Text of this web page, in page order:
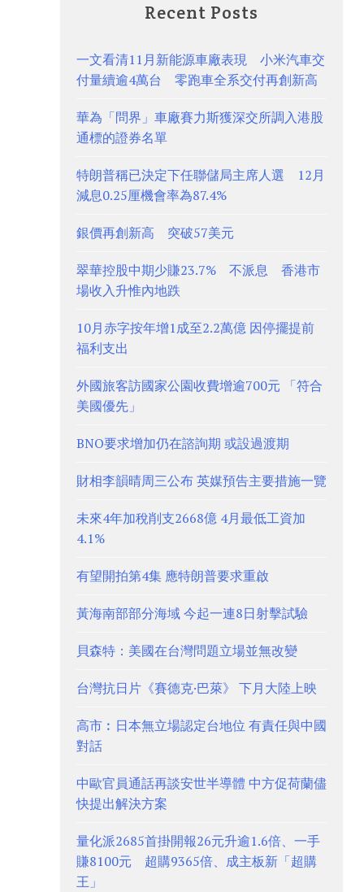
Recent Posts
一文看清11月新能源車廠表現 小米汽車交
付量續逾4萬台 零跑車全系交付再創新高
華為「問界」車廠賽力斯獲深交所調入港股
通標的證券名單
特朗普稱已決定下任聯儲局主席人選 12月
減息0.25厘機會率為87.4%
銀價再創新高 突破57美元
翠華控股中期少賺23.7% 不派息 香港市
場收入升惟內地跌
10月赤字按年增1成至2.2萬億 因停擺提前
福利支出
外國旅客訪國家公園收費增逾700元 「符合
美國優先」
BNO要求增加仍在諮詢期 或設過渡期
財相李韻晴周三公布 英媒預告主要措施一覽
未來4年加稅削支2668億 4月最低工資加
4.1%
有望開拍第4集 應特朗普要求重啟
黃海南部部分海域 今起一連8日射擊試驗
貝森特：美國在台灣問題立場並無改變
台灣抗日片《賽德克·巴萊》 下月大陸上映
高市︰日本無立場認定台地位 有責任與中國
對話
中歐官員通話再談安世半導體 中方促荷蘭儘
快提出解決方案
量化派2685首掛開報26元升逾1.6倍、一手
賺8100元 超購9365倍、成主板新「超購
王」